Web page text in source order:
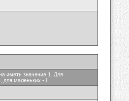
иметь значение 1. Для
маленьких - i.